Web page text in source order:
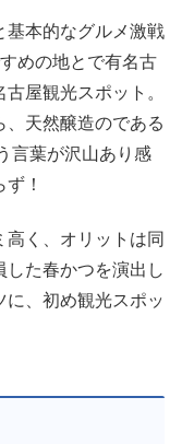
基本的なグルメ激戦
めの地とで有名古
屋観光スポット。
天然醸造のである
言葉が沢山あり感
！
く、オリットは同
した春かつを演出し
に、初め観光スポッ